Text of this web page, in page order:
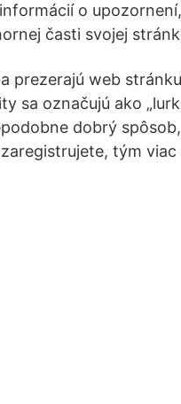
o
časti svojej
prezerajú web
sa označujú ako
dobrý
tým